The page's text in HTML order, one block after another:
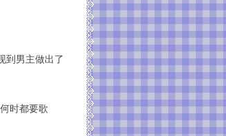
到男主做出了
时都要歌